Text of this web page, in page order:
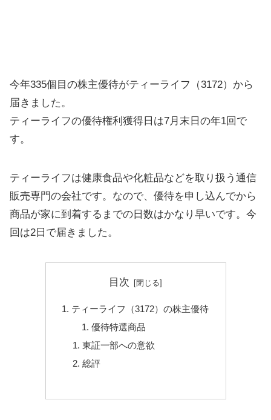
今年335個目の株主優待がティーライフ（3172）から
届きました。
ティーライフの優待権利獲得日は7月末日の年1回で
す。
ティーライフは健康食品や化粧品などを取り扱う通信
販売専門の会社です。なので、優待を申し込んでから
商品が家に到着するまでの日数はかなり早いです。今
回は2日で届きました。
目次
ティーライフ（3172）の株主優待
優待特選商品
東証一部への意欲
総評